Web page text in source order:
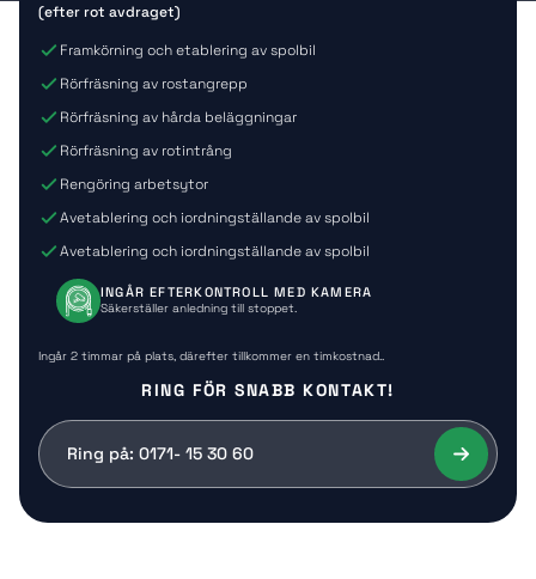
(efter rot avdraget)
Framkörning och etablering av spolbil
Rörfräsning av rostangrepp
Rörfräsning av hårda beläggningar
Rörfräsning av rotintrång
Rengöring arbetsytor
Avetablering och iordningställande av spolbil
Avetablering och iordningställande av spolbil
INGÅR EFTERKONTROLL MED KAMERA
Säkerställer anledning till stoppet.
Ingår 2 timmar på plats, därefter tillkommer en timkostnad..
RING FÖR SNABB KONTAKT!
Ring på: 0171- 15 30 60